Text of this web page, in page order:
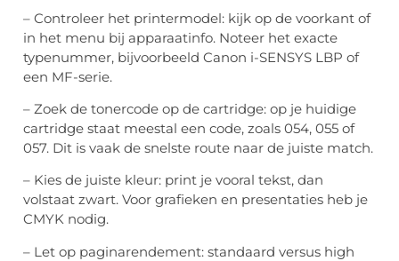
– Controleer het printermodel: kijk op de voorkant of
in het menu bij apparaatinfo. Noteer het exacte
typenummer, bijvoorbeeld Canon i-SENSYS LBP of
een MF-serie.
– Zoek de tonercode op de cartridge: op je huidige
cartridge staat meestal een code, zoals 054, 055 of
057. Dit is vaak de snelste route naar de juiste match.
– Kies de juiste kleur: print je vooral tekst, dan
volstaat zwart. Voor grafieken en presentaties heb je
CMYK nodig.
– Let op paginarendement: standaard versus high